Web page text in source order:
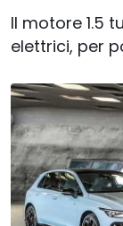
Il motore 1.5
elettrici, per